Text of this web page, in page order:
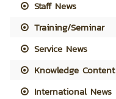
Staff News
Training/Seminar
Service News
Knowledge Content
International News